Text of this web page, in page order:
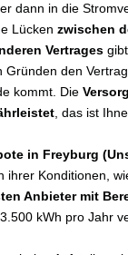
dann in die
Lücken zwischen
Vertrages
Gründen den
kommt. Die
, das ist
in Freyburg
ihrer Konditionen,
Anbieter mit
kWh pro Jahr